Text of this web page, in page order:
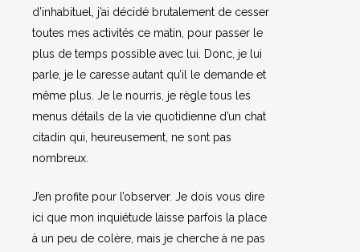
d’inhabituel, j’ai décidé brutalement de cesser
toutes mes activités ce matin, pour passer le
plus de temps possible avec lui. Donc, je lui
parle, je le caresse autant qu’il le demande et
même plus. Je le nourris, je règle tous les
menus détails de la vie quotidienne d’un chat
citadin qui, heureusement, ne sont pas
nombreux.
J’en profite pour l’observer. Je dois vous dire
ici que mon inquiétude laisse parfois la place
à un peu de colère, mais je cherche à ne pas